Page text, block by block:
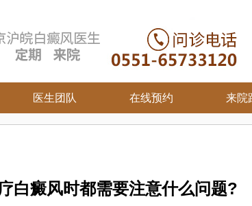
医生团队 在线预约 来院
白癜风时都需要注意什么问题?